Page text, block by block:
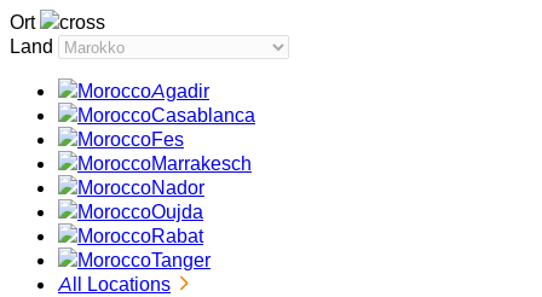
Ort
Land
Agadir
Casablanca
Fes
Marrakesch
Nador
Oujda
Rabat
Tanger
All Locations